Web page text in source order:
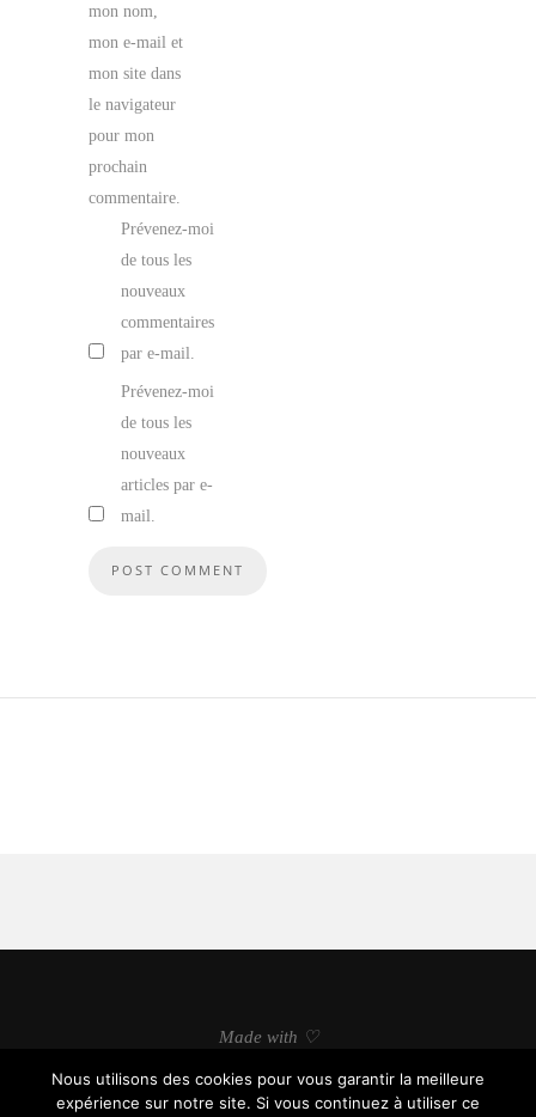
mon nom,
mon e-mail et
mon site dans
le navigateur
pour mon
prochain
commentaire.
Prévenez-moi
de tous les
nouveaux
commentaires
par e-mail.
Prévenez-moi
de tous les
nouveaux
articles par e-
mail.
Made with ♡
Nous utilisons des cookies pour vous garantir la meilleure
expérience sur notre site. Si vous continuez à utiliser ce